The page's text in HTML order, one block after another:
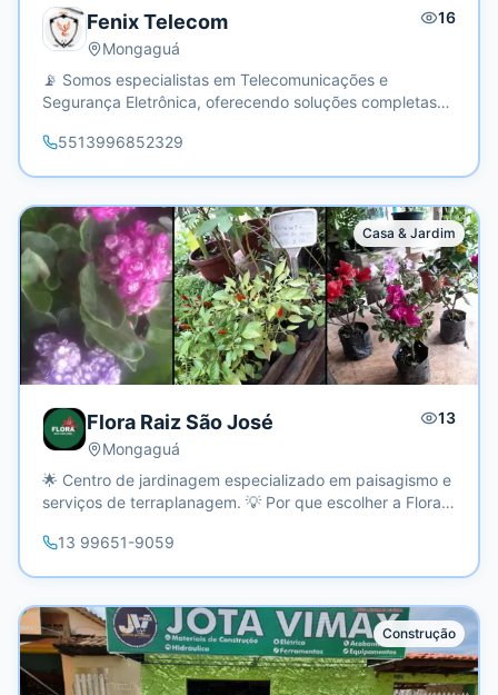
Fenix Telecom
Mongaguá
16
📡 Somos especialistas em Telecomunicações e
Segurança Eletrônica, oferecendo soluções completas
de Peruíbe a Guarujá, sempre com qualidade e
5513996852329
Casa & Jardim
Flora Raiz São José
Mongaguá
13
🌟 Centro de jardinagem especializado em paisagismo e
serviços de terraplanagem. 💡 Por que escolher a Flora
jardinagem. ✔ Atendimento especializado e
13 99651-9059
Construção